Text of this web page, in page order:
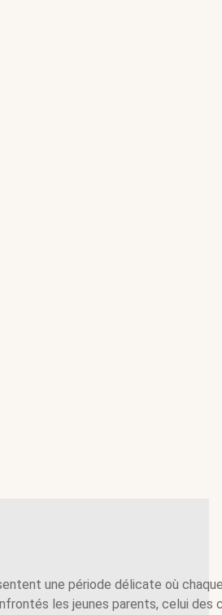
une période délicate où
les jeunes parents, celui